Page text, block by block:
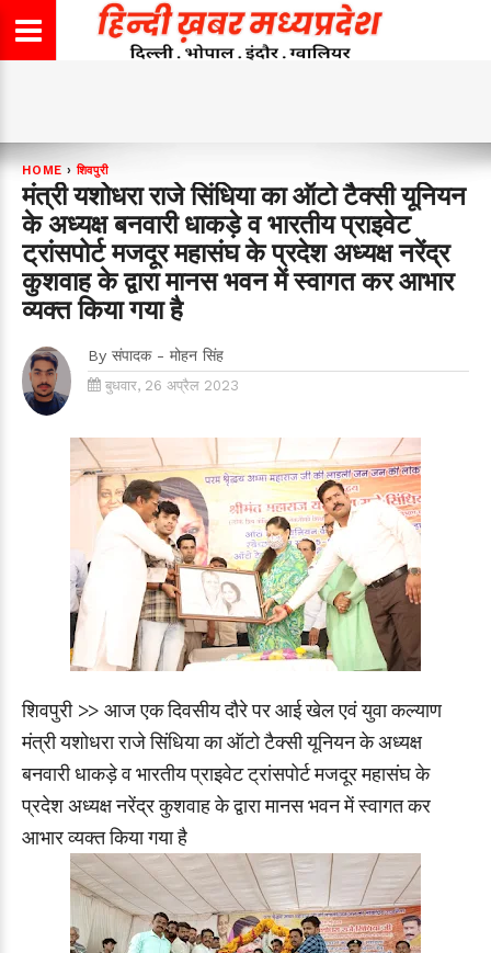
HOME ›शिवपुरी
मंत्री यशोधरा राजे सिंधिया का ऑटो टैक्सी यूनियन
के अध्यक्ष बनवारी धाकड़े व भारतीय प्राइवेट
ट्रांसपोर्ट मजदूर महासंघ के प्रदेश अध्यक्ष नरेंद्र
कुशवाह के द्वारा मानस भवन में स्वागत कर आभार
व्यक्त किया गया है
By संपादक - मोहन सिंह
बुधवार, 26 अप्रैल 2023
शिवपुरी >> आज एक दिवसीय दौरे पर आई खेल एवं युवा कल्याण
मंत्री यशोधरा राजे सिंधिया का ऑटो टैक्सी यूनियन के अध्यक्ष
बनवारी धाकड़े व भारतीय प्राइवेट ट्रांसपोर्ट मजदूर महासंघ के
प्रदेश अध्यक्ष नरेंद्र कुशवाह के द्वारा मानस भवन में स्वागत कर
आभार व्यक्त किया गया है